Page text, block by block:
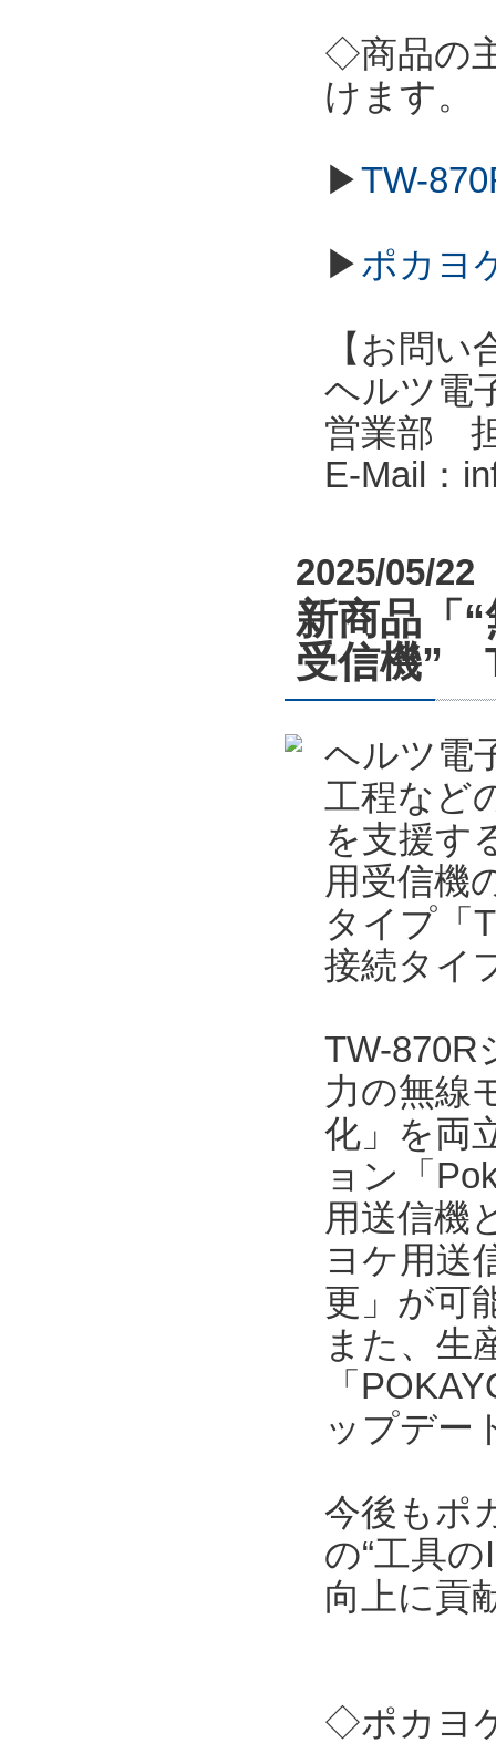
◇商品の
けます。
▶TW-
▶ポカヨ
【お問い
ヘルツ電
営業部
E-Mail：
2025/05/22
新商品「
受信機”
ヘルツ電
工程など
を支援す
用受信機
タイプ「
接続タイ
TW-870R
力の無線
化」を両
ョン「
用送信機
ヨケ用送
更」が可
また、生
「
ップデー
今後もポ
の“工具
向上に貢
◇ポカヨ